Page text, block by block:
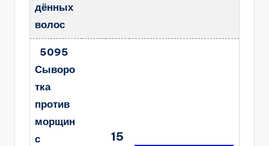
дённых
волос
5095
Сыворо
тка
против
морщин
с
15